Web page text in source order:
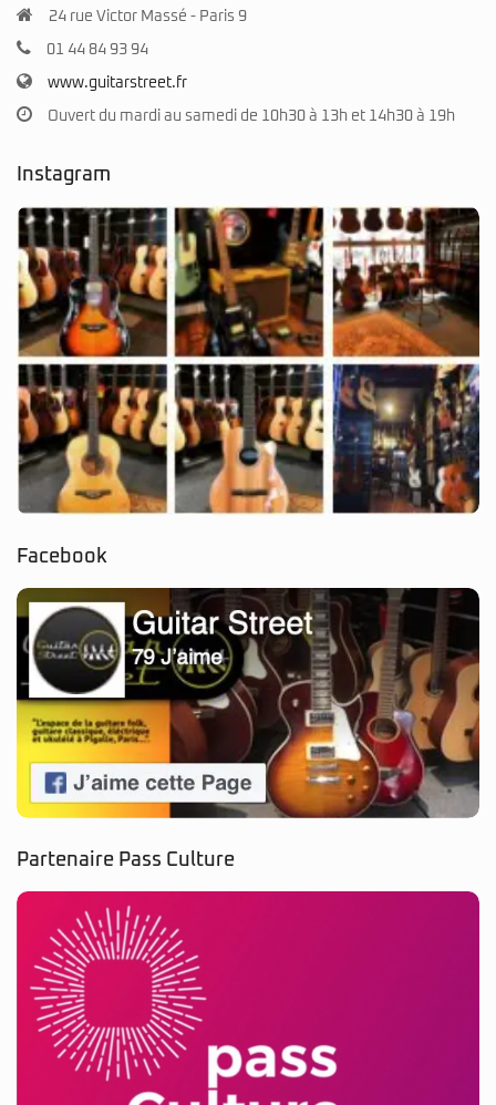
24 rue Victor Massé - Paris 9
01 44 84 93 94
www.guitarstreet.fr
Ouvert du mardi au samedi de 10h30 à 13h et 14h30 à 19h
Instagram
Facebook
Partenaire Pass Culture